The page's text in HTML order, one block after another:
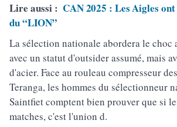
Lire aussi : CAN 2025 : Les Aigles
du “LION”
La sélection nationale abordera le choc
avec un statut d'outsider assumé, mais
d'acier. Face au rouleau compresseur
Teranga, les hommes du sélectionneur
Saintfiet comptent bien prouver que si
matches, c'est l'union d.